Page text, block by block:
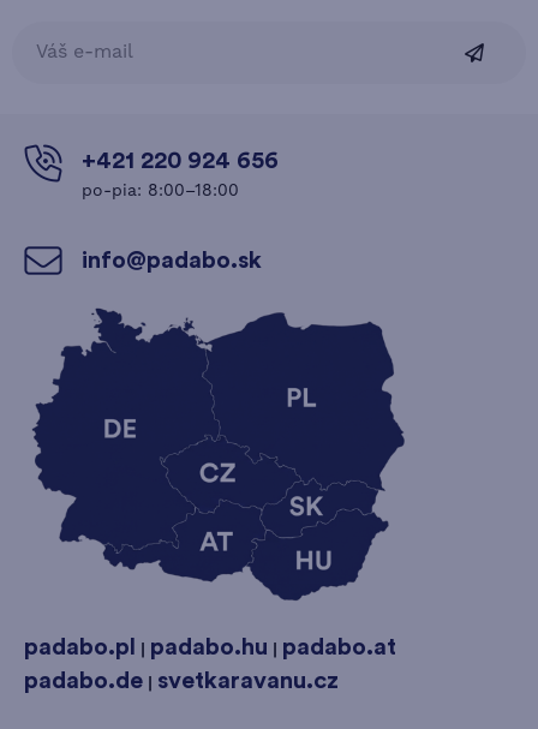
+421 220 924 656
po-pia: 8:00–18:00
info@padabo.sk
padabo.pl | padabo.hu | padabo.at
padabo.de | svetkaravanu.cz